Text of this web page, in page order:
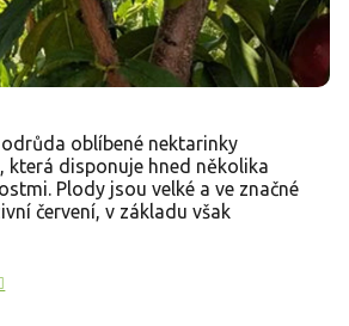
oblíbené nektarinky
která disponuje hned několika
Plody jsou velké a ve značné
červení, v základu však